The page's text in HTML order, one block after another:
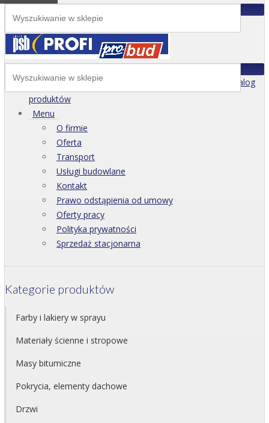
Katalog
produktów
Menu
O firmie
Oferta
Transport
Usługi budowlane
Kontakt
Prawo odstąpienia od umowy
Oferty pracy
Polityka prywatności
Sprzedaż stacjonarna
Kategorie produktów
Farby i lakiery w sprayu
Materiały ścienne i stropowe
Masy bitumiczne
Pokrycia, elementy dachowe
Drzwi